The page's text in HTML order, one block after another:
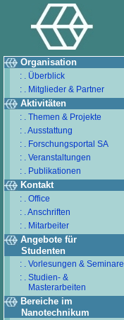
Organisation
: . Überblick
: . Mitglieder & Partner
Aktivitäten
: . Themen & Projekte
: . Ausstattung
: . Forschungsportal SA
: . Veranstaltungen
: . Publikationen
Kontakt
: . Office
: . Anschriften
: . Mitarbeiter
Angebote für
Studenten
: . Vorlesungen & Seminare
: . Studien- &
Masterarbeiten
Bereiche im
Nanotechnikum